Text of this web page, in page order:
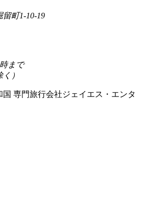
町1-10-19
まで
）
専門旅行会社ジェイエス・エンタ